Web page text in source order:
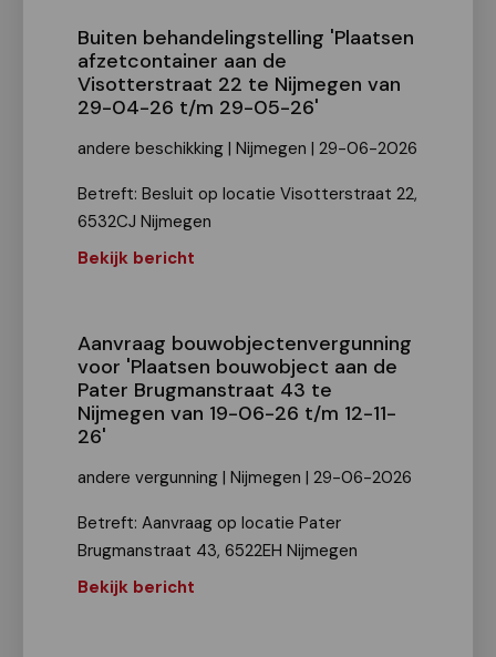
Buiten behandelingstelling 'Plaatsen
afzetcontainer aan de
Visotterstraat 22 te Nijmegen van
29-04-26 t/m 29-05-26'
andere beschikking | Nijmegen | 29-06-2026
Betreft: Besluit op locatie Visotterstraat 22,
6532CJ Nijmegen
Bekijk bericht
Aanvraag bouwobjectenvergunning
voor 'Plaatsen bouwobject aan de
Pater Brugmanstraat 43 te
Nijmegen van 19-06-26 t/m 12-11-
26'
andere vergunning | Nijmegen | 29-06-2026
Betreft: Aanvraag op locatie Pater
Brugmanstraat 43, 6522EH Nijmegen
Bekijk bericht